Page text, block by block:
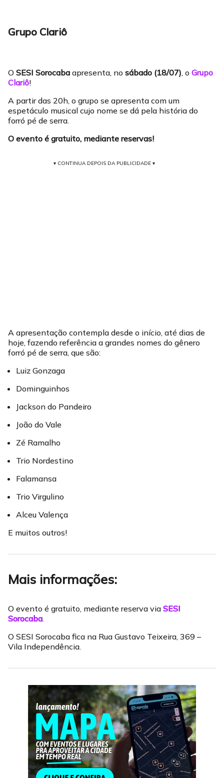
Grupo Clariô
O SESI Sorocaba apresenta, no sábado (18/07), o Grupo
Clariô!
A partir das 20h, o grupo se apresenta com um
espetáculo musical cujo nome se dá pela história do
forró pé de serra.
O evento é gratuito, mediante reservas!
▾ CONTINUA DEPOIS DA PUBLICIDADE ▾
A apresentação contempla desde o início, até dias de
hoje, fazendo referência a grandes nomes do gênero
forró pé de serra, que são:
Luiz Gonzaga
Dominguinhos
Jackson do Pandeiro
João do Vale
Zé Ramalho
Trio Nordestino
Falamansa
Trio Virgulino
Alceu Valença
E muitos outros!
Mais informações:
O evento é gratuito, mediante reserva via SESI
Sorocaba.
O SESI Sorocaba fica na Rua Gustavo Teixeira, 369 –
Vila Independência.